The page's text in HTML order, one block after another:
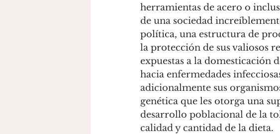
herramientas de acero o
de una sociedad
política, una estructura de
la protección de sus valiosos
expuestas a la domesticación
hacia enfermedades
adicionalmente sus
genética que les otorga una
desarrollo poblacional de la
calidad y cantidad de la dieta.